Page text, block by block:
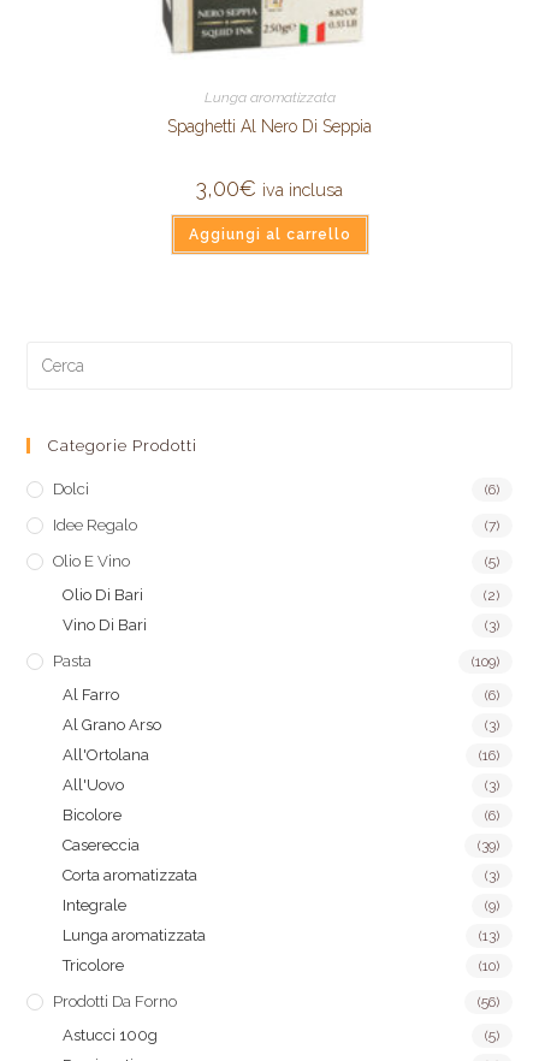
Lunga aromatizzata
Spaghetti Al Nero Di Seppia
3,00€ iva inclusa
Aggiungi al carrello
Categorie Prodotti
Dolci (6)
Idee Regalo (7)
Olio E Vino (5)
Olio Di Bari (2)
Vino Di Bari (3)
Pasta (109)
Al Farro (6)
Al Grano Arso (3)
All'Ortolana (16)
All'Uovo (3)
Bicolore (6)
Casereccia (39)
Corta aromatizzata (3)
Integrale (9)
Lunga aromatizzata (13)
Tricolore (10)
Prodotti Da Forno (56)
Astucci 100g (5)